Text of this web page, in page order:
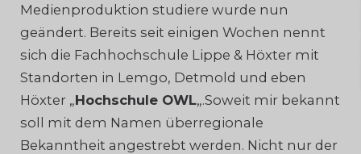
Medienproduktion studiere wurde nun
geändert. Bereits seit einigen Wochen nennt
sich die Fachhochschule Lippe & Höxter mit
Standorten in Lemgo, Detmold und eben
Höxter „Hochschule OWL„.Soweit mir bekannt
soll mit dem Namen überregionale
Bekanntheit angestrebt werden. Nicht nur der